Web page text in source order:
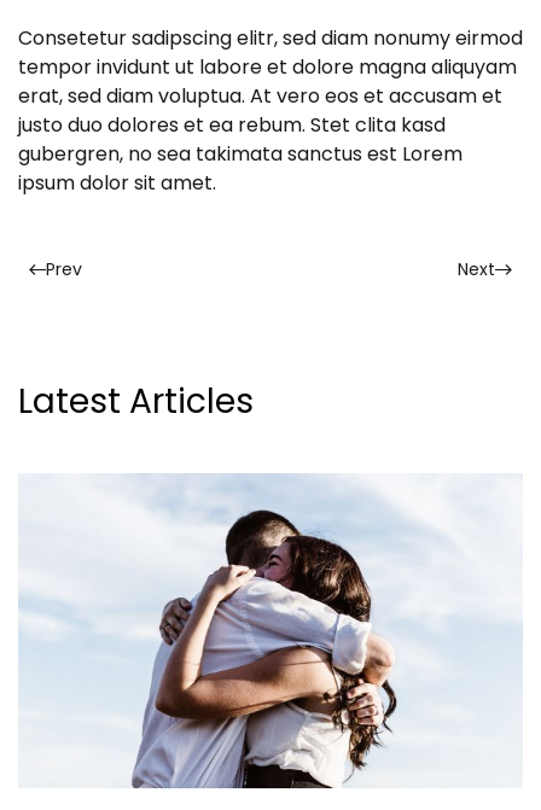
Consetetur sadipscing elitr, sed diam nonumy eirmod
tempor invidunt ut labore et dolore magna aliquyam
erat, sed diam voluptua. At vero eos et accusam et
justo duo dolores et ea rebum. Stet clita kasd
gubergren, no sea takimata sanctus est Lorem
ipsum dolor sit amet.
Prev Next
Latest Articles